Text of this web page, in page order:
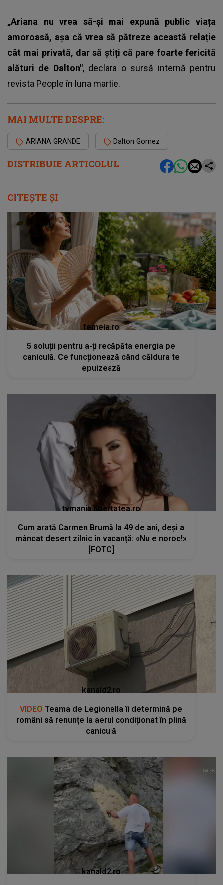
DISTRIBUIE ARTICOLUL
„Ariana nu vrea să-și mai expună public viața
amoroasă, așa că vrea să pătreze această relație
cât mai privată, dar să știți că pare foarte fericită
alături de Dalton", declara o sursă internă pentru
revista People în luna martie.
MAI MULTE DESPRE:
ARIANA GRANDE Dalton Gomez
CITEȘTE ȘI
femeia.ro
5 soluții pentru a-ți recăpăta energia pe
caniculă. Ce funcționează când căldura te
epuizează
tvmania.libertatea.ro
Cum arată Carmen Brumă la 49 de ani, deși a
mâncat desert zilnic în vacanță: «Nu e noroc!»
[FOTO]
kanald2.ro
VIDEO Teama de Legionella îi determină pe
români să renunțe la aerul condiționat în plină
caniculă
kanald2.ro